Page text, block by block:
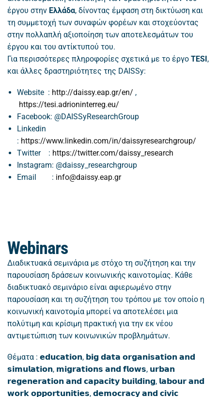
έργου στην Ελλάδα, δίνοντας έμφαση στη δικτύωση και
τη συμμετοχή των συναφών φορέων και στοχεύοντας
στην πολλαπλή αξιοποίηση των αποτελεσμάτων του
έργου και του αντίκτυπού του.
Για περισσότερες πληροφορίες σχετικά με το έργο TESI,
και άλλες δραστηριότητες της DAISSy:
Website : http://daissy.eap.gr/en/ ,
https://tesi.adrioninterreg.eu/
Facebook: @DAISSyResearchGroup
Linkedin
: https://www.linkedin.com/in/daissyresearchgroup/
Twitter : https://twitter.com/daissy_research
Instagram: @daissy_researchgroup
Email : info@daissy.eap.gr
Webinars
Διαδικτυακά σεμινάρια με στόχο τη συζήτηση και την
παρουσίαση δράσεων κοινωνικής καινοτομίας. Κάθε
διαδικτυακό σεμινάριο είναι αφιερωμένο στην
παρουσίαση και τη συζήτηση του τρόπου με τον οποίο η
κοινωνική καινοτομία μπορεί να αποτελέσει μια
πολύτιμη και κρίσιμη πρακτική για την εκ νέου
αντιμετώπιση των κοινωνικών προβλημάτων.
Θέματα : 𝗲𝗱𝘂𝗰𝗮𝘁𝗶𝗼𝗻, 𝗯𝗶𝗴 𝗱𝗮𝘁𝗮 𝗼𝗿𝗴𝗮𝗻𝗶𝘀𝗮𝘁𝗶𝗼𝗻 𝗮𝗻𝗱
𝘀𝗶𝗺𝘂𝗹𝗮𝘁𝗶𝗼𝗻, 𝗺𝗶𝗴𝗿𝗮𝘁𝗶𝗼𝗻𝘀 𝗮𝗻𝗱 𝗳𝗹𝗼𝘄𝘀, 𝘂𝗿𝗯𝗮𝗻
𝗿𝗲𝗴𝗲𝗻𝗲𝗿𝗮𝘁𝗶𝗼𝗻 𝗮𝗻𝗱 𝗰𝗮𝗽𝗮𝗰𝗶𝘁𝘆 𝗯𝘂𝗶𝗹𝗱𝗶𝗻𝗴, 𝗹𝗮𝗯𝗼𝘂𝗿 𝗮𝗻𝗱
𝘄𝗼𝗿𝗸 𝗼𝗽𝗽𝗼𝗿𝘁𝘂𝗻𝗶𝘁𝗶𝗲𝘀, 𝗱𝗲𝗺𝗼𝗰𝗿𝗮𝗰𝘆 𝗮𝗻𝗱 𝗰𝗶𝘃𝗶𝗰